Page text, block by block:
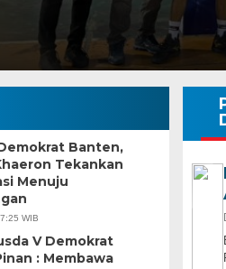
Banten,
Tekankan
Menuju
WIB
V Demokrat
: Membawa
Banten Butuh